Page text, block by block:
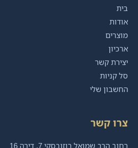
בית
אודות
מוצרים
ארכיון
יצירת קשר
סל קניות
החשבון שלי
צרו קשר
רחוב הרב שמואל רוזובסקי 7, דירה 16